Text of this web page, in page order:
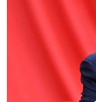
士大会、中国科
在北京人民大会
家主席、中央军
讲话。新华社记者